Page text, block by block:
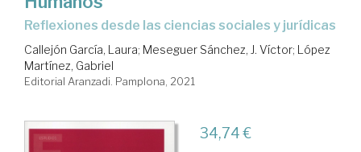
reflexiones desde las ciencias sociales y jurídicas
Callejón García, Laura; Meseguer Sánchez, J. Víctor; López
Martínez, Gabriel
Editorial Aranzadi. Pamplona, 2021
34,74 €